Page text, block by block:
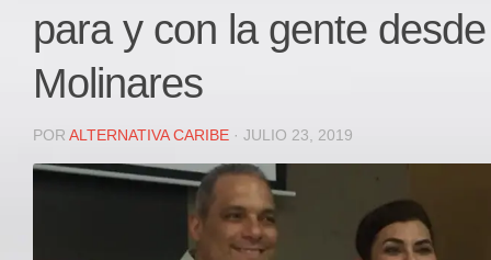
JUDICIAL
REGIONAL
DEPARTAMENTAL
Internacional
para y con la gente
Molinares
POR ALTERNATIVA CARIBE · JULIO 23, 2019